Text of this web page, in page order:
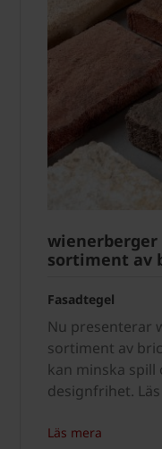
sortiment av
Fasadtegel
Nu presenterar
sortiment av
kan minska
designfrihet.
Läs mera